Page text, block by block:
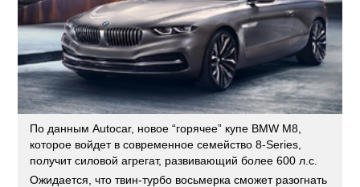
По данным Autocar, новое “горячее” купе BMW M8,
которое войдет в современное семейство 8-Series,
получит силовой агрегат, развивающий более 600 л.с.
Ожидается, что твин-турбо восьмерка сможет разогнать